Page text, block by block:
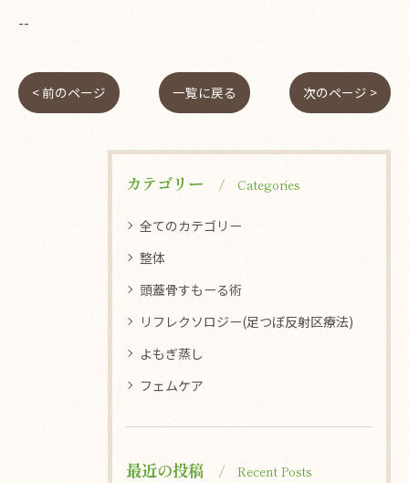
--
< 前のページ 一覧に戻る 次のページ >
カテゴリー Categories
全てのカテゴリー
整体
頭蓋骨すもーる術
リフレクソロジー(足つぼ反射区療法)
よもぎ蒸し
フェムケア
最近の投稿 Recent Posts